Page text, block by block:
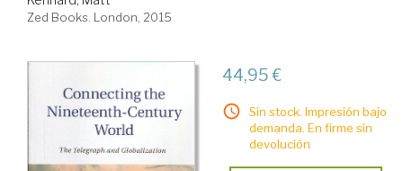
Zed Books. London, 2015
44,95 €
Sin stock. Impresión bajo
demanda. En firme sin
devolución